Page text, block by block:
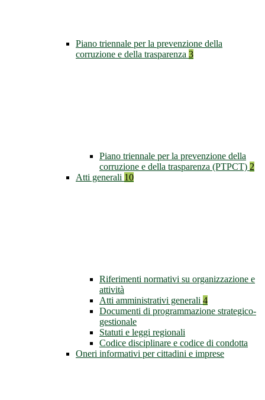
Piano triennale per la prevenzione della
corruzione e della trasparenza 3
Piano triennale per la prevenzione della
corruzione e della trasparenza (PTPCT) 2
Atti generali 10
Riferimenti normativi su organizzazione e
attività
Atti amministrativi generali 4
Documenti di programmazione strategico-
gestionale
Statuti e leggi regionali
Codice disciplinare e codice di condotta
Oneri informativi per cittadini e imprese